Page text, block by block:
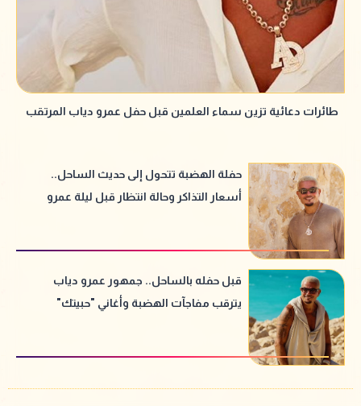
طائرات دعائية تزين سماء العلمين قبل حفل عمرو دياب المرتقب
حفلة الهضبة تتحول إلى حديث الساحل..
أسعار التذاكر وحالة انتظار قبل ليلة عمرو
قبل حفله بالساحل.. جمهور عمرو دياب
يترقب مفاجآت الهضبة وأغاني "حبيتك"